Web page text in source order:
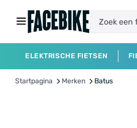
ELEKTRISCHE FIETSEN
Startpagina Merken Batus